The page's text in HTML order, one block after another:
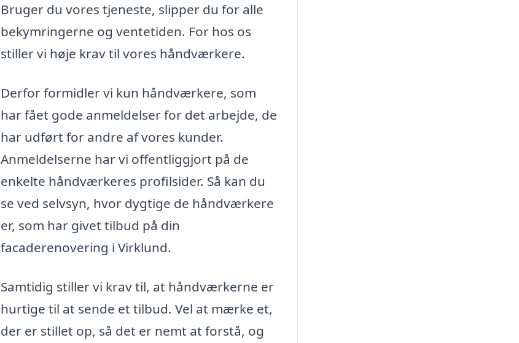
Bruger du vores tjeneste, slipper du for alle
bekymringerne og ventetiden. For hos os
stiller vi høje krav til vores håndværkere.
Derfor formidler vi kun håndværkere, som
har fået gode anmeldelser for det arbejde, de
har udført for andre af vores kunder.
Anmeldelserne har vi offentliggjort på de
enkelte håndværkeres profilsider. Så kan du
se ved selvsyn, hvor dygtige de håndværkere
er, som har givet tilbud på din
facaderenovering i Virklund.
Samtidig stiller vi krav til, at håndværkerne er
hurtige til at sende et tilbud. Vel at mærke et,
der er stillet op, så det er nemt at forstå, og